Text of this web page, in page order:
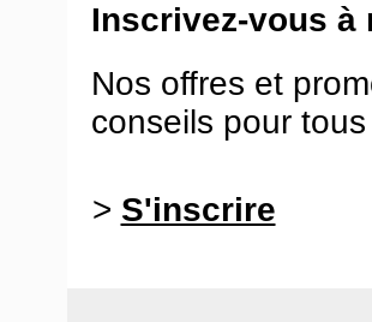
Inscrivez-vous à
Nos offres et
conseils pour
> S'inscrire